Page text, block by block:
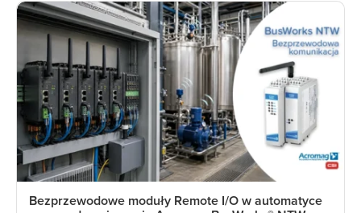
Bezprzewodowe moduły Remote I/O w automatyce